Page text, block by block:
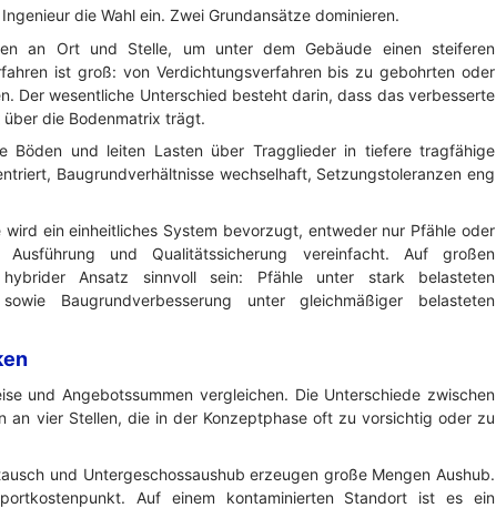
die Wahl ein. Zwei Grundansätze dominieren.
an Ort und Stelle, um unter dem Gebäude einen steiferen
ist groß: von Verdichtungsverfahren bis zu gebohrten oder
Der wesentliche Unterschied besteht darin, dass das verbesserte
über die Bodenmatrix trägt.
Böden und leiten Lasten über Tragglieder in tiefere tragfähige
Baugrundverhältnisse wechselhaft, Setzungstoleranzen eng
ein einheitliches System bevorzugt, entweder nur Pfähle oder
und Qualitätssicherung vereinfacht. Auf großen
Ansatz sinnvoll sein: Pfähle unter stark belasteten
Baugrundverbesserung unter gleichmäßiger belasteten
und Angebotssummen vergleichen. Die Unterschiede zwischen
an vier Stellen, die in der Konzeptphase oft zu vorsichtig oder zu
und Untergeschossaushub erzeugen große Mengen Aushub.
Auf einem kontaminierten Standort ist es ein